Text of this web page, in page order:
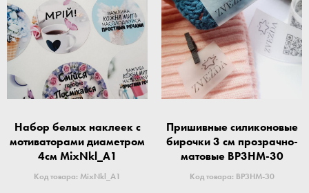
Набор белых наклеек с
мотиваторами диаметром
4см MixNkl_A1
Код товара: MixNkl_A1
Пришивные силиконовые
бирочки 3 см прозрачно-
матовые BP3HM-30
Код товара: BP3HM-30